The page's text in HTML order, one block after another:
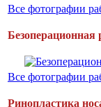
Все фотографии
Безоперационная
Все фотографии
Ринопластика